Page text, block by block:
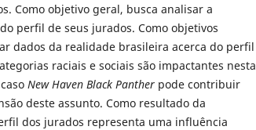
Como objetivo geral, busca analisar a
perfil de seus jurados. Como objetivos
dados da realidade brasileira acerca do perfil
raciais e sociais são impactantes nesta
New Haven Black Panther pode contribuir
deste assunto. Como resultado da
dos jurados representa uma influência